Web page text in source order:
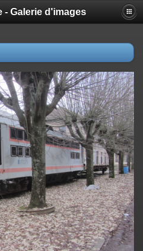
- Galerie d'images